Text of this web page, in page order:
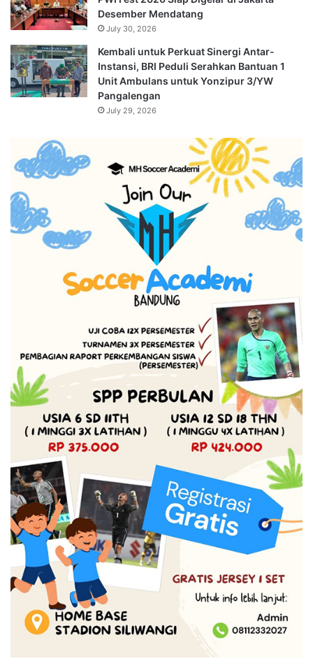
Desember Mendatang
July 30, 2026
Kembali untuk Perkuat Sinergi Antar-
Instansi, BRI Peduli Serahkan Bantuan 1
Unit Ambulans untuk Yonzipur 3/YW
Pangalengan
July 29, 2026